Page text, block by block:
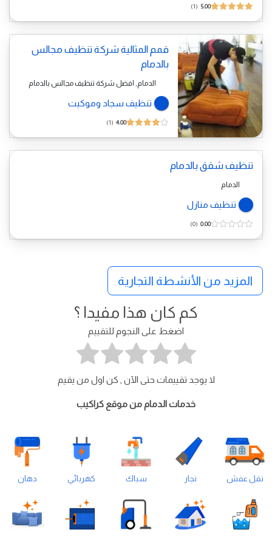
5.00
1
قمم المثالية شركة تنظيف مجالس
بالدمام
الدمام, افضل شركة تنظيف مجالس بالدمام
تنظيف سجاد وموكيت
4.00
1
تنظيف شقق بالدمام
الدمام
تنظيف منازل
0.00
0
المزيد من الأنشطة التجارية
كم كان هذا مفيدا ؟
اضغط على النجوم للتقييم
لا يوجد تقييمات حتى الآن , كن اول من يقيم
خدمات الدمام من موقع كراكيب
نقل عفش نجار سباك كهربائي دهان